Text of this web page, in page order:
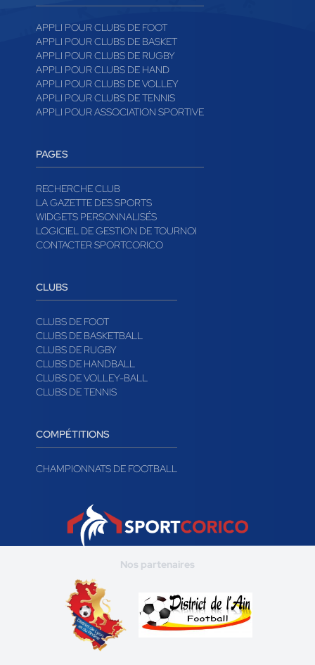
APPLI POUR CLUBS DE FOOT
APPLI POUR CLUBS DE BASKET
APPLI POUR CLUBS DE RUGBY
APPLI POUR CLUBS DE HAND
APPLI POUR CLUBS DE VOLLEY
APPLI POUR CLUBS DE TENNIS
APPLI POUR ASSOCIATION SPORTIVE
PAGES
RECHERCHE CLUB
LA GAZETTE DES SPORTS
WIDGETS PERSONNALISÉS
LOGICIEL DE GESTION DE TOURNOI
CONTACTER SPORTCORICO
CLUBS
CLUBS DE FOOT
CLUBS DE BASKETBALL
CLUBS DE RUGBY
CLUBS DE HANDBALL
CLUBS DE VOLLEY-BALL
CLUBS DE TENNIS
COMPÉTITIONS
CHAMPIONNATS DE FOOTBALL
Nos partenaires